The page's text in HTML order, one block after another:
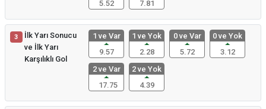
5.52
7.81
3
İlk Yarı Sonucu
ve İlk Yarı
Karşılıklı Gol
1 ve Var
9.57
1 ve Yok
2.28
0 ve Var
5.72
0 ve Yok
3.12
2 ve Var
17.75
2 ve Yok
4.39